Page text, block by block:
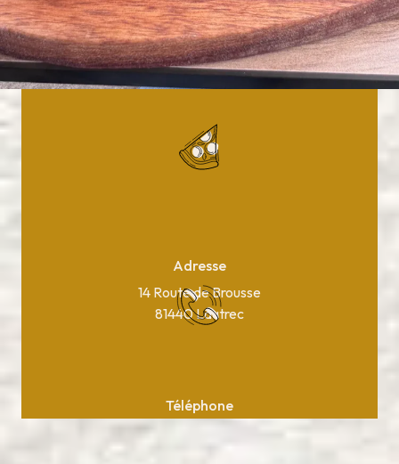
Adresse
14 Route de Brousse
81440 Lautrec
Téléphone